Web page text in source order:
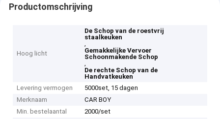
Productomschrijving
Hoog licht
De Schop van de roestvrij
staalkeuken
,
Gemakkelijke Vervoer
Schoonmakende Schop
,
De rechte Schop van de
Handvatkeuken
Levering vermogen
5000set, 15 dagen
Merknaam
CAR BOY
Min. bestelaantal
2000/set